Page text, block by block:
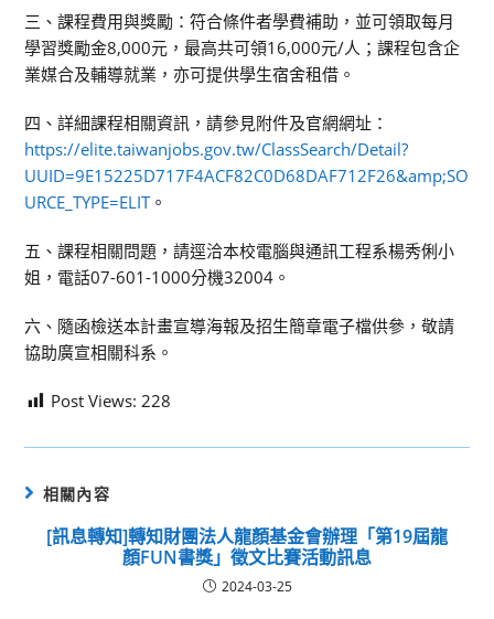
三、課程費用與獎勵：符合條件者學費補助，並可領取每月
學習獎勵金8,000元，最高共可領16,000元/人；課程包含企
業媒合及輔導就業，亦可提供學生宿舍租借。
四、詳細課程相關資訊，請參見附件及官網網址：
https://elite.taiwanjobs.gov.tw/ClassSearch/Detail?
UUID=9E15225D717F4ACF82C0D68DAF712F26&amp;SO
URCE_TYPE=ELIT。
五、課程相關問題，請逕洽本校電腦與通訊工程系楊秀俐小
姐，電話07-601-1000分機32004。
六、隨函檢送本計畫宣導海報及招生簡章電子檔供參，敬請
協助廣宣相關科系。
Post Views: 228
相關內容
[訊息轉知]轉知財團法人龍顏基金會辦理「第19屆龍
顏FUN書獎」徵文比賽活動訊息
2024-03-25